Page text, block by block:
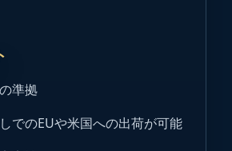
準拠
でのEUや米国への出荷が可能